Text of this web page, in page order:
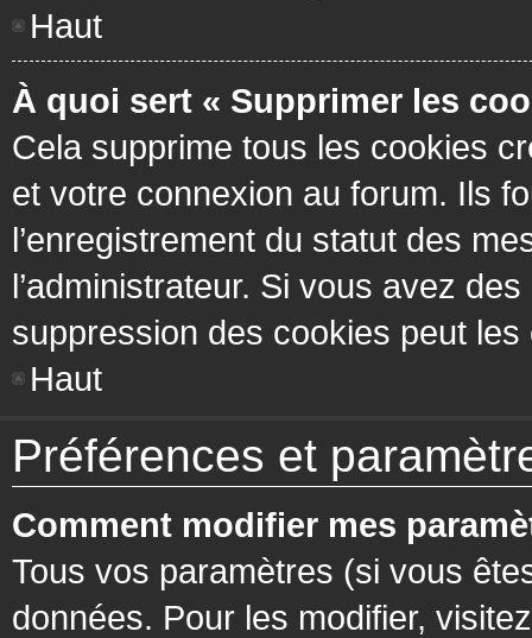
Haut
À quoi sert « Supprimer les
Cela supprime tous les cookies
et votre connexion au forum. Ils
l’enregistrement du statut des
l’administrateur. Si vous avez
suppression des cookies peut les
Haut
Préférences et
Comment modifier mes
Tous vos paramètres (si vous
données. Pour les modifier,